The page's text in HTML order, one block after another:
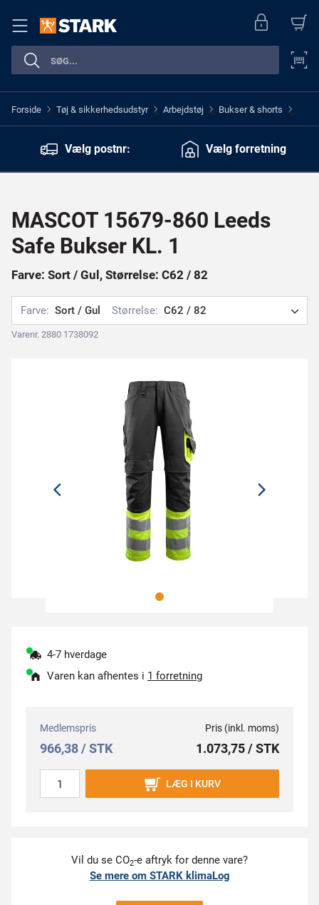
Forside > Tøj & sikkerhedsudstyr > Arbejdstøj > Bukser & shorts >
Vælg postnr: Vælg forretning
MASCOT 15679-860 Leeds
Safe Bukser KL. 1
Farve: Sort / Gul, Størrelse: C62 / 82
Farve: Sort / Gul Størrelse: C62 / 82
Varenr. 2880 1738092
4-7 hverdage
Varen kan afhentes i 1 forretning
Medlemspris
966,38 / STK
Pris (inkl. moms)
1.073,75 / STK
LÆG I KURV
Vil du se CO2-e aftryk for denne vare?
Se mere om STARK klimaLog